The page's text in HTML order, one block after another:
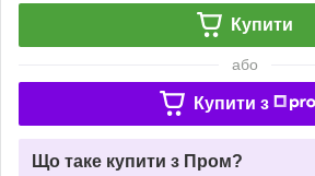
Купити
або
Купити з
Що таке купити з Пром?